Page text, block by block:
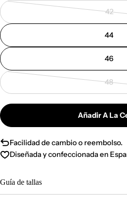
42
o
44
46
48
o
Añadir A La
Facilidad de cambio o reembolso.
Diseñada y confeccionada en
Guía de tallas